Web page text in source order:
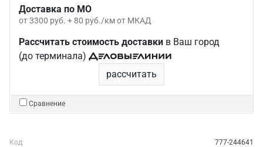
Доставка по МО
от 3300 руб. + 80 руб./км от МКАД
Рассчитать стоимость доставки в Ваш город
(до терминала)
рассчитать
Сравнение
Код
777-244641